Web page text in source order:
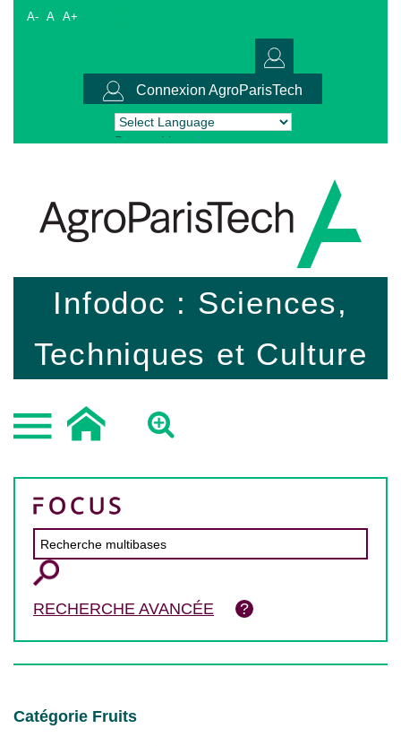
A- A A+
Connexion AgroParisTech
Powered by Translate
Infodoc : Sciences,
Techniques et Culture
RECHERCHE AVANCÉE
Catégorie Fruits